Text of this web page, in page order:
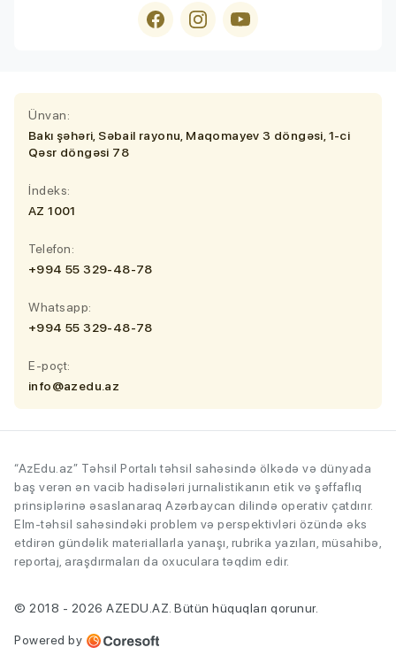
Ünvan:
Bakı şəhəri, Səbail rayonu, Maqomayev 3 döngəsi, 1-ci
Qəsr döngəsi 78
İndeks:
AZ 1001
Telefon:
+994 55 329-48-78
Whatsapp:
+994 55 329-48-78
E-poçt:
info@azedu.az
“AzEdu.az” Təhsil Portalı təhsil sahəsində ölkədə və dünyada
baş verən ən vacib hadisələri jurnalistikanın etik və şəffaflıq
prinsiplərinə əsaslanaraq Azərbaycan dilində operativ çatdırır.
Elm-təhsil sahəsindəki problem və perspektivləri özündə əks
etdirən gündəlik materiallarla yanaşı, rubrika yazıları, müsahibə,
reportaj, araşdırmaları da oxuculara təqdim edir.
© 2018 - 2026 AZEDU.AZ. Bütün hüquqları qorunur.
Powered by